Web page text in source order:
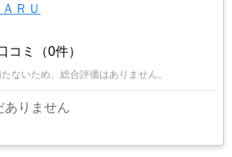
ＲＵ
コミ（0件）
ないため、総合評価はありません。
ありません